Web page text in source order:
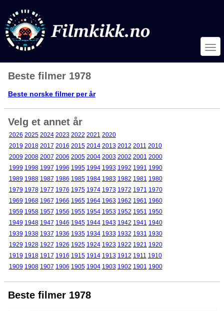
Beste filmer 1978
Beste norske filmer per år
Velg et annet år
2026 2025 2024 2023 2022 2021 2020
2019 2018 2017 2016 2015 2014 2013 2012 2011 2010
2009 2008 2007 2006 2005 2004 2003 2002 2001 2000
1999 1998 1997 1996 1995 1994 1993 1992 1991 1990
1989 1988 1987 1986 1985 1984 1983 1982 1981 1980
1979 1978 1977 1976 1975 1974 1973 1972 1971 1970
1969 1968 1967 1966 1965 1964 1963 1962 1961 1960
1959 1958 1957 1956 1955 1954 1953 1952 1951 1950
1949 1948 1947 1946 1945 1944 1943 1942 1941 1940
1939 1938 1937 1936 1935 1934 1933 1932 1931 1930
1929 1928 1927 1926 1925 1924 1923 1922 1921 1920
1919 1918 1917 1916 1915 1914 1913 1912 1911 1910
1909 1908 1907 1906 1905 1904 1903 1902 1901 1900
Beste filmer 1978